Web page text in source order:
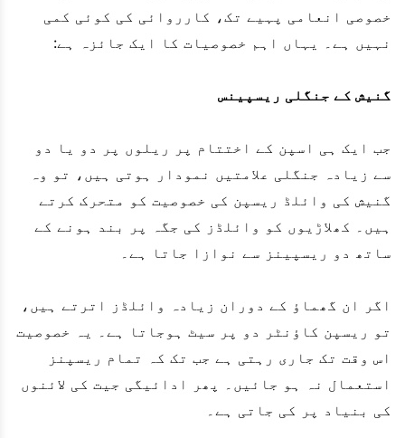
خصوصی انعامی پہیے تک، کارروائی کی کوئی کمی
نہیں ہے۔ یہاں اہم خصوصیات کا ایک جائزہ ہے:
گنیش کے جنگلی ریسپینس
جب ایک ہی اسپن کے اختتام پر ریلوں پر دو یا دو
سے زیادہ جنگلی علامتیں نمودار ہوتی ہیں، تو وہ
گنیش کی وائلڈ ریسپن کی خصوصیت کو متحرک کرتے
ہیں۔ کھلاڑیوں کو وائلڈز کی جگہ پر بند ہونے کے
ساتھ دو ریسپینز سے نوازا جاتا ہے۔
اگر ان گھماؤ کے دوران زیادہ وائلڈز اترتے ہیں،
تو ریسپن کاؤنٹر دو پر سیٹ ہوجاتا ہے۔ یہ خصوصیت
اس وقت تک جاری رہتی ہے جب تک کہ تمام ریسپنز
استعمال نہ ہو جائیں۔ پھر ادائیگی جیت کی لائنوں
کی بنیاد پر کی جاتی ہے۔